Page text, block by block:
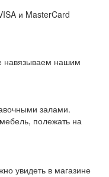
навязываем нашим
залами.
полежать на
увидеть в магазине